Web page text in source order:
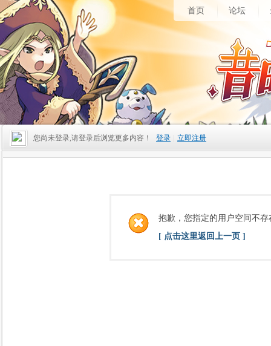
首页 论坛
您尚未登录,请登录后浏览更多内容！ 登录 立即注册
抱歉，您指定的用户空间不存
[ 点击这里返回上一页 ]